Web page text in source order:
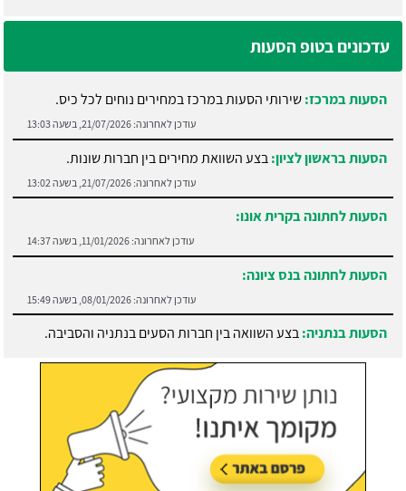
עדכונים בטופ הסעות
הסעות במרכז:שירותי הסעות במרכז במחירים נוחים לכל כיס.
עודכן לאחרונה: 21/07/2026, בשעה 13:03
הסעות בראשון לציון:בצע השוואת מחירים בין חברות שונות.
עודכן לאחרונה: 21/07/2026, בשעה 13:02
הסעות לחתונה בקרית אונו:
עודכן לאחרונה: 11/01/2026, בשעה 14:37
הסעות לחתונה בנס ציונה:
עודכן לאחרונה: 08/01/2026, בשעה 15:49
הסעות בנתניה:בצע השוואה בין חברות הסעים בנתניה והסביבה.